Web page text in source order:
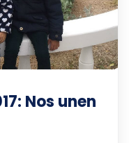
Nos unen